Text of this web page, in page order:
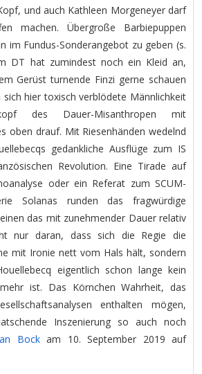
und auch Kathleen Morgeneyer darf
machen. Übergroße Barbiepuppen
im Fundus-Sonderangebot zu geben (s.
DT hat zumindest noch ein Kleid an,
Gerüst turnende Finzi gerne schauen
hier toxisch verblödete Männlichkeit
des Dauer-Misanthropen mit
oben drauf. Mit Riesenhänden wedelnd
gedankliche Ausflüge zum IS
Revolution. Eine Tirade auf
oder ein Referat zum SCUM-
Solanas runden das fragwürdige
das mit zunehmender Dauer relativ
nur daran, dass sich die Regie die
mit Ironie nett vom Hals hält, sondern
eigentlich schon lange kein
ist. Das Körnchen Wahrheit, das
enthalten mögen,
Inszenierung so auch noch
Bockam 10. September 2019 auf